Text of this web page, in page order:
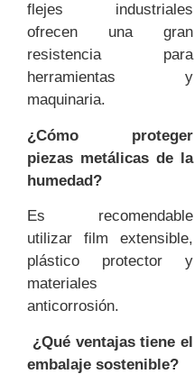
flejes industriales
ofrecen una gran
resistencia para
herramientas y
maquinaria.
¿Cómo proteger
piezas metálicas de la
humedad?
Es recomendable
utilizar film extensible,
plástico protector y
materiales
anticorrosión.
¿Qué ventajas tiene el
embalaje sostenible?